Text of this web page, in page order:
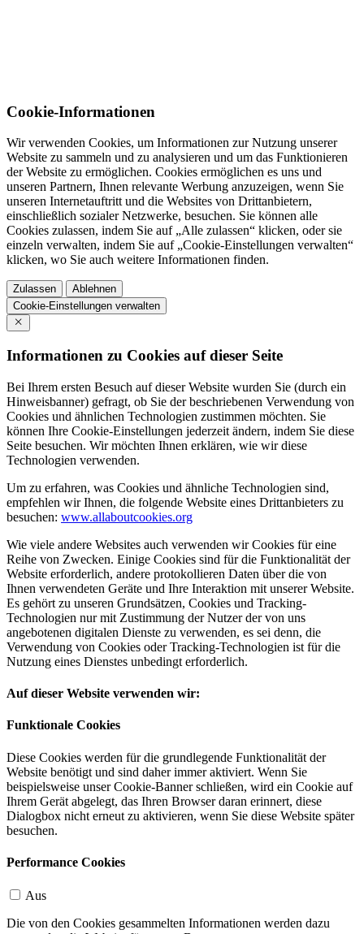
Cookie-Informationen
Wir verwenden Cookies, um Informationen zur Nutzung unserer
Website zu sammeln und zu analysieren und um das Funktionieren
der Website zu ermöglichen. Cookies ermöglichen es uns und
unseren Partnern, Ihnen relevante Werbung anzuzeigen, wenn Sie
unseren Internetauftritt und die Websites von Drittanbietern,
einschließlich sozialer Netzwerke, besuchen. Sie können alle
Cookies zulassen, indem Sie auf „Alle zulassen“ klicken, oder sie
einzeln verwalten, indem Sie auf „Cookie-Einstellungen verwalten“
klicken, wo Sie auch weitere Informationen finden.
Zulassen
Ablehnen
Cookie-Einstellungen verwalten
Informationen zu Cookies auf dieser Seite
Bei Ihrem ersten Besuch auf dieser Website wurden Sie (durch ein
Hinweisbanner) gefragt, ob Sie der beschriebenen Verwendung von
Cookies und ähnlichen Technologien zustimmen möchten. Sie
können Ihre Cookie-Einstellungen jederzeit ändern, indem Sie diese
Seite besuchen. Wir möchten Ihnen erklären, wie wir diese
Technologien verwenden.
Um zu erfahren, was Cookies und ähnliche Technologien sind,
empfehlen wir Ihnen, die folgende Website eines Drittanbieters zu
besuchen: www.allaboutcookies.org
Wie viele andere Websites auch verwenden wir Cookies für eine
Reihe von Zwecken. Einige Cookies sind für die Funktionalität der
Website erforderlich, andere protokollieren Daten über die von
Ihnen verwendeten Geräte und Ihre Interaktion mit unserer Website.
Es gehört zu unseren Grundsätzen, Cookies und Tracking-
Technologien nur mit Zustimmung der Nutzer der von uns
angebotenen digitalen Dienste zu verwenden, es sei denn, die
Verwendung von Cookies oder Tracking-Technologien ist für die
Nutzung eines Dienstes unbedingt erforderlich.
Auf dieser Website verwenden wir:
Funktionale Cookies
Diese Cookies werden für die grundlegende Funktionalität der
Website benötigt und sind daher immer aktiviert. Wenn Sie
beispielsweise unser Cookie-Banner schließen, wird ein Cookie auf
Ihrem Gerät abgelegt, das Ihren Browser daran erinnert, diese
Dialogbox nicht erneut zu aktivieren, wenn Sie diese Website später
besuchen.
Performance Cookies
Aus
Die von den Cookies gesammelten Informationen werden dazu